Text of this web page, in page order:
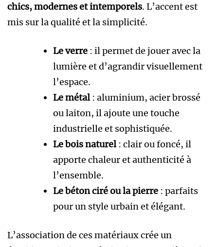
chics, modernes et intemporels. L’accent est
mis sur la qualité et la simplicité.
Le verre : il permet de jouer avec la
lumière et d’agrandir visuellement
l’espace.
Le métal: aluminium, acier brossé
ou laiton, il ajoute une touche
industrielle et sophistiquée.
Le bois naturel: clair ou foncé, il
apporte chaleur et authenticité à
l’ensemble.
Le béton ciré ou la pierre : parfaits
pour un style urbain et élégant.
L’association de ces matériaux crée un